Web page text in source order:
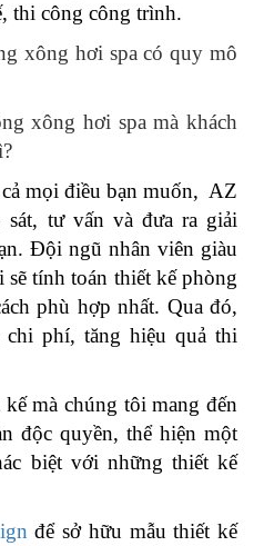
thi công công trình.
xông hơi spa có quy mô
xông hơi spa mà khách
mọi điều bạn muốn, AZ
sát, tư vấn và đưa ra giải
Đội ngũ nhân viên giàu
tính toán thiết kế phòng
phù hợp nhất. Qua đó,
phí, tăng hiệu quả thi
mà chúng tôi mang đến
độc quyền, thể hiện một
biệt với những thiết kế
để sở hữu mẫu thiết kế